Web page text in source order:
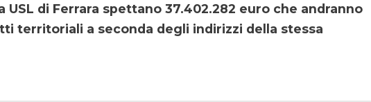
USL di Ferrara spettano 37.402.282 euro che andranno
territoriali a seconda degli indirizzi della stessa